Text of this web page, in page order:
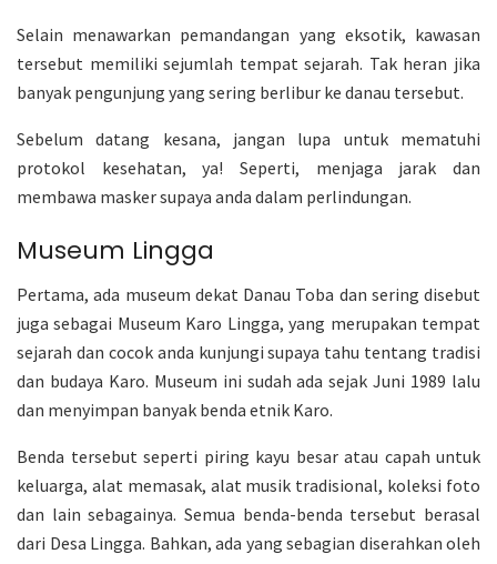
Selain menawarkan pemandangan yang eksotik, kawasan
tersebut memiliki sejumlah tempat sejarah. Tak heran jika
banyak pengunjung yang sering berlibur ke danau tersebut.
Sebelum datang kesana, jangan lupa untuk mematuhi
protokol kesehatan, ya! Seperti, menjaga jarak dan
membawa masker supaya anda dalam perlindungan.
Museum Lingga
Pertama, ada museum dekat Danau Toba dan sering disebut
juga sebagai Museum Karo Lingga, yang merupakan tempat
sejarah dan cocok anda kunjungi supaya tahu tentang tradisi
dan budaya Karo. Museum ini sudah ada sejak Juni 1989 lalu
dan menyimpan banyak benda etnik Karo.
Benda tersebut seperti piring kayu besar atau capah untuk
keluarga, alat memasak, alat musik tradisional, koleksi foto
dan lain sebagainya. Semua benda-benda tersebut berasal
dari Desa Lingga. Bahkan, ada yang sebagian diserahkan oleh